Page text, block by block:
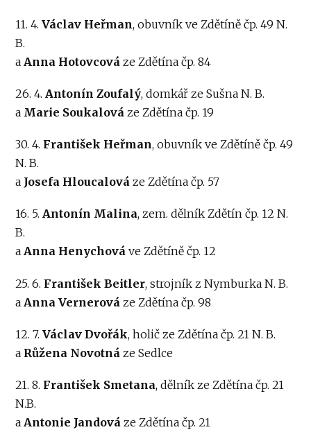
11. 4.Václav Heřman, obuvník ve Zdětíně čp. 49 N.
B.
a Anna Hotovcová ze Zdětína čp. 84
26. 4.Antonín Zoufalý, domkář ze Sušna N. B.
a Marie Soukalová ze Zdětína čp. 19
30. 4. František Heřman, obuvník ve Zdětíně čp. 49
N. B.
a Josefa Hloucalová ze Zdětína čp. 57
16. 5.Antonín Malina, zem. dělník Zdětín čp. 12 N.
B.
aAnna Henychová ve Zdětíně čp. 12
25. 6. František Beitler, strojník z Nymburka N. B.
a Anna Vernerová ze Zdětína čp. 98
12. 7.Václav Dvořák, holič ze Zdětína čp. 21 N. B.
a Růžena Novotná ze Sedlce
21. 8. František Smetana, dělník ze Zdětína čp. 21
N.B.
a Antonie Jandová ze Zdětína čp. 21